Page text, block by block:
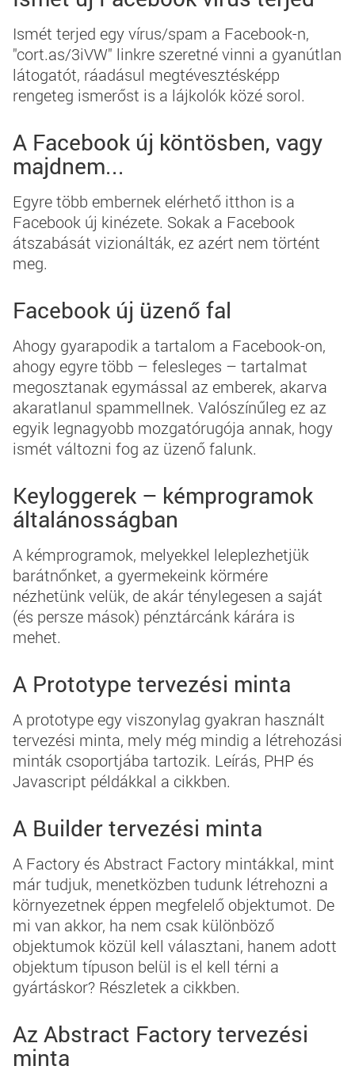
Ismét terjed egy vírus/spam a Facebook-n,
"cort.as/3iVW" linkre szeretné vinni a gyanútlan
látogatót, ráadásul megtévesztésképp
rengeteg ismerőst is a lájkolók közé sorol.
A Facebook új köntösben, vagy
majdnem...
Egyre több embernek elérhető itthon is a
Facebook új kinézete. Sokak a Facebook
átszabását vizionálták, ez azért nem történt
meg.
Facebook új üzenő fal
Ahogy gyarapodik a tartalom a Facebook-on,
ahogy egyre több – felesleges – tartalmat
megosztanak egymással az emberek, akarva
akaratlanul spammellnek. Valószínűleg ez az
egyik legnagyobb mozgatórugója annak, hogy
ismét változni fog az üzenő falunk.
Keyloggerek – kémprogramok
általánosságban
A kémprogramok, melyekkel leleplezhetjük
barátnőnket, a gyermekeink körmére
nézhetünk velük, de akár ténylegesen a saját
(és persze mások) pénztárcánk kárára is
mehet.
A Prototype tervezési minta
A prototype egy viszonylag gyakran használt
tervezési minta, mely még mindig a létrehozási
minták csoportjába tartozik. Leírás, PHP és
Javascript példákkal a cikkben.
A Builder tervezési minta
A Factory és Abstract Factory mintákkal, mint
már tudjuk, menetközben tudunk létrehozni a
környezetnek éppen megfelelő objektumot. De
mi van akkor, ha nem csak különböző
objektumok közül kell választani, hanem adott
objektum típuson belül is el kell térni a
gyártáskor? Részletek a cikkben.
Az Abstract Factory tervezési
minta